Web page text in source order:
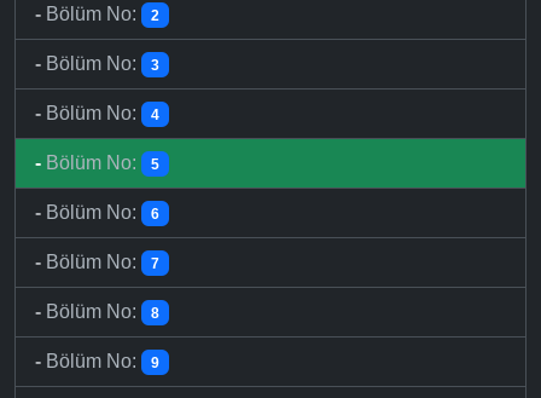
- Bölüm No: 2
- Bölüm No: 3
- Bölüm No: 4
- Bölüm No: 5
- Bölüm No: 6
- Bölüm No: 7
- Bölüm No: 8
- Bölüm No: 9